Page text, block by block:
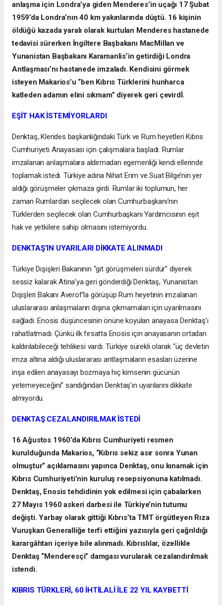
anlaşma için Londra’ya giden Menderes’in uçağı 17 Şubat
1959’da Londra’nın 40 km yakınlarında düştü. 16 kişinin
öldüğü kazada yaralı olarak kurtulan Menderes hastanede
tedavisi sürerken İngiltere Başbakanı MacMillan ve
Yunanistan Başbakanı Karamanlis’in getirdiği Londra
Antlaşması’nı hastanede imzaladı. Kendisini görmek
isteyen Makarios’u “ben Kıbrıs Türklerini hunharca
katleden adamın elini sıkmam” diyerek geri çevirdİ.
EŞİT HAK İSTEMİYORLARDI
Denktaş, Klerides başkanlığındaki Türk ve Rum heyetleri Kıbrıs
Cumhuriyeti Anayasası için çalışmalara başladı. Rumlar
imzalanan anlaşmalara aldırmadan egemenliği kendi ellerinde
toplamak istedi. Türkiye adına Nihat Erim ve Suat Bilge’nin yer
aldığı görüşmeler çıkmaza girdi. Rumlar iki toplumun, her
zaman Rumlardan seçilecek olan Cumhurbaşkanı’nın
Türklerden seçilecek olan Cumhurbaşkanı Yardımcısının eşit
hak ve yetkilere sahip olmasını istemiyordu.
DENKTAŞ’IN UYARILARI DİKKATE ALINMADI
Türkiye Dışişleri Bakanının “git görüşmeleri sürdür” diyerek
sessiz kalarak Atina’ya geri gönderdiği Denktaş, Yunanistan
Dışişleri Bakanı Averof’la görüşüp Rum heyetinin imzalanan
uluslararası anlaşmaların dışına çıkmamaları için uyarılmasını
sağladı. Enosis düşüncesinin önüne koyulan anayasa Denktaş’ı
rahatlatmadı. Çünkü ilk fırsatta Enosis için anayasanın ortadan
kaldırılabileceği tehlikesi vardı. Türkiye sürekli olarak “üç devletin
imza altına aldığı uluslararası antlaşmaların esasları üzerine
inşa edilen anayasayı bozmaya hiç kimsenin gücünün
yetemeyeceğini” sandığından Denktaş’ın uyarılarını dikkate
almıyordu.
DENKTAŞ CEZALANDIRILMAK İSTEDİ
16 Ağustos 1960’da Kıbrıs Cumhuriyeti resmen
kurulduğunda Makarios, “Kıbrıs sekiz asır sonra Yunan
olmuştur” açıklamasını yapınca Denktaş, onu kınamak için
Kıbrıs Cumhuriyeti’nin kuruluş resepsiyonuna katılmadı.
Denktaş, Enosis tehdidinin yok edilmesi için çabalarken
27 Mayıs 1960 askeri darbesi ile Türkiye’nin tutumu
değişti. Yarbay olarak gittiği Kıbrıs’ta TMT örgütleyen Rıza
Vuruşkan Generalliğe terfi ettiğini yazısıyla geri çağrıldığı
karargâhtan içeriye bile alınmadı. Kıbrıslılar, özellikle
Denktaş “Menderesçi” damgası vurularak cezalandırılmak
istendi.
KIBRIS TÜRKLERİ, 60 İHTİLALİ İLE 22 YIL KAYBETTİ